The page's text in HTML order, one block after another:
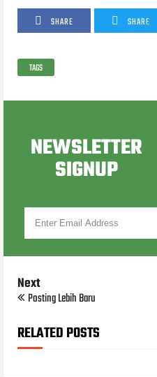
SHARE SHARE
TAGS
NEWSLETTER
SIGNUP
Next
Posting Lebih Baru
RELATED POSTS